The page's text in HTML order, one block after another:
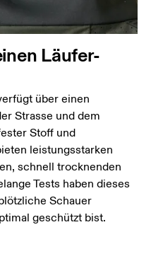
Läufer-
über einen
Strasse und dem
Stoff und
leistungsstarken
schnell trocknenden
Tests haben dieses
Schauer
geschützt bist.